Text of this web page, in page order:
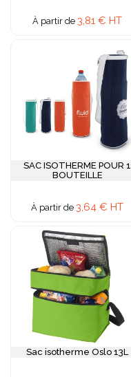
À partir de 3,81 € HT
SAC ISOTHERME POUR 1
BOUTEILLE
À partir de 3,64 € HT
Sac isotherme Oslo 13L